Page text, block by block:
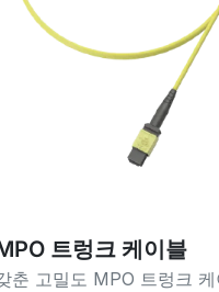
트렁크 케이블
춘 고밀도 MPO 트렁크 케